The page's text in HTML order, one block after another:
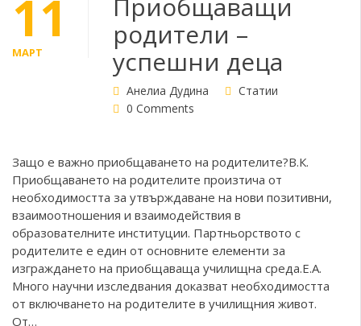
11
МАРТ
Приобщаващи
родители –
успешни деца
Анелиа Дудина
Статии
0 Comments
Защо е важно приобщаването на родителите?В.К.
Приобщаването на родителите произтича от
необходимостта за утвърждаване на нови позитивни,
взаимоотношения и взаимодействия в
образователните институции. Партньорството с
родителите е един от основните елементи за
изграждането на приобщаваща училищна среда.Е.А.
Много научни изследвания доказват необходимостта
от включването на родителите в училищния живот.
От…